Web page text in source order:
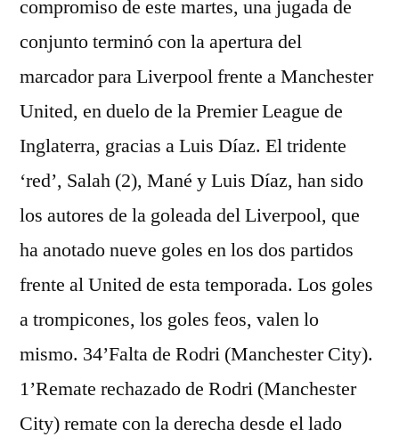
compromiso de este martes, una jugada de
conjunto terminó con la apertura del
marcador para Liverpool frente a Manchester
United, en duelo de la Premier League de
Inglaterra, gracias a Luis Díaz. El tridente
‘red’, Salah (2), Mané y Luis Díaz, han sido
los autores de la goleada del Liverpool, que
ha anotado nueve goles en los dos partidos
frente al United de esta temporada. Los goles
a trompicones, los goles feos, valen lo
mismo. 34’Falta de Rodri (Manchester City).
1’Remate rechazado de Rodri (Manchester
City) remate con la derecha desde el lado